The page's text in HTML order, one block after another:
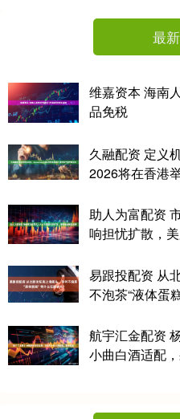
最
维嘉资本 海南
品免税
久融配资 定义
2026将在香港
助人为富配资
响担忧扩散，
易跟投配资 从
不泡茶“液体蛋
航宇汇金配资
小曲白酒适配